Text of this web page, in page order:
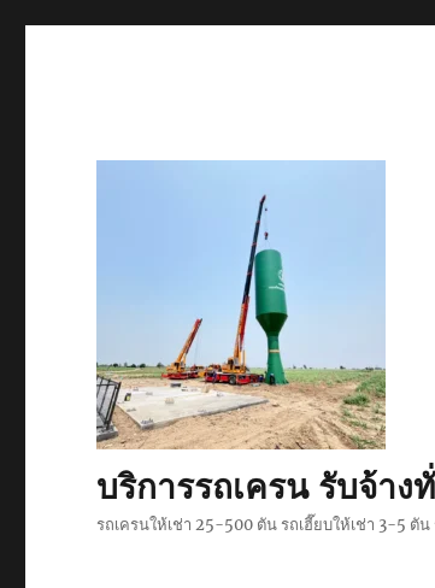
บริการรถเครน รับจ้า
รถเครนให้เช่า 25-500 ตัน รถเฮี๊ยบให้เช่า 3-5 ตั